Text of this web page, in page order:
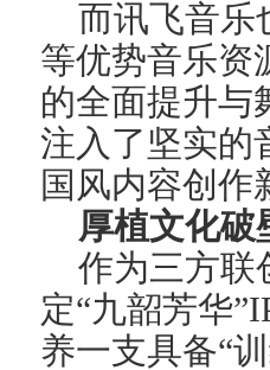
而讯飞音乐
等优势音乐资
的全面提升与
注入了坚实的
国风内容创作
厚植文化破
作为三方联
定“九韶芳华
养一支具备“